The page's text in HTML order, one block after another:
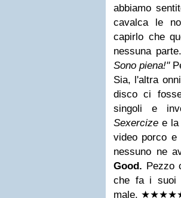
abbiamo
cavalca le
capirlo che
nessuna
Sono piena!"
Sia, l'altra
disco ci
singoli e
Sexercize e la
video porco e
nessuno ne
Good. Pezzo
che fa i suoi
male. ★★★★